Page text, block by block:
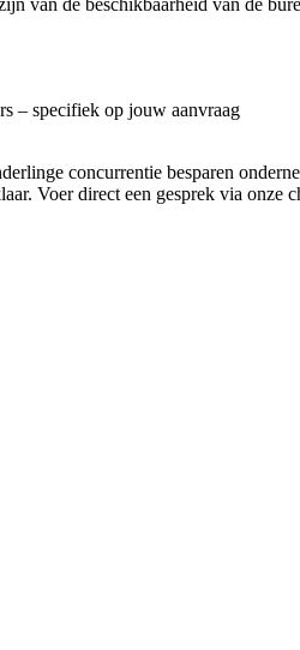
de beschikbaarheid van de
– specifiek op jouw aanvraag
concurrentie besparen
Voer direct een gesprek via onze